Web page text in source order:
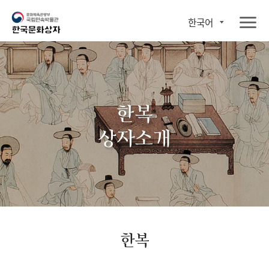
한국어
한복
상자소개
한복